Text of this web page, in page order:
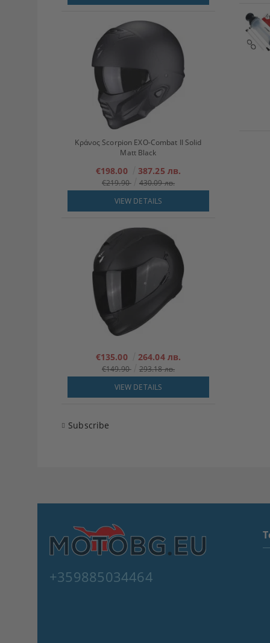
Κράνος Scorpion EXO-Combat II Solid
Matt Black
€198.00 387.25 лв.
€219.90
430.09 лв.
VIEW DETAILS
€135.00 264.04 лв.
€149.90
293.18 лв.
VIEW DETAILS
Subscribe
+359885034464